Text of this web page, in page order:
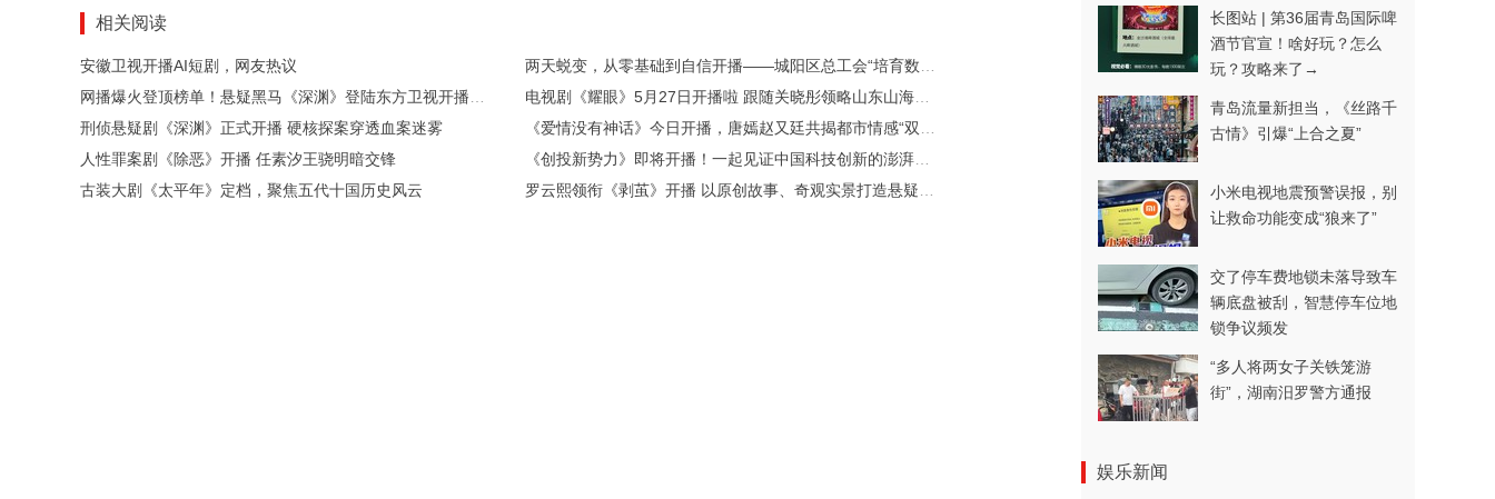
相关阅读
安徽卫视开播AI短剧，网友热议
刑侦悬疑剧《深渊》正式开播 硬核探案穿透血案迷雾
人性罪案剧《除恶》开播 任素汐王骁明暗交锋
古装大剧《太平年》定档，聚焦五代十国历史风云
长图站 | 第36届青岛国际啤
酒节官宣！啥好玩？怎么
玩？攻略来了→
青岛流量新担当，《丝路千
古情》引爆“上合之夏”
小米电视地震预警误报，别
让救命功能变成“狼来了”
交了停车费地锁未落导致车
辆底盘被刮，智慧停车位地
锁争议频发
“多人将两女子关铁笼游
街”，湖南汨罗警方通报
娱乐新闻